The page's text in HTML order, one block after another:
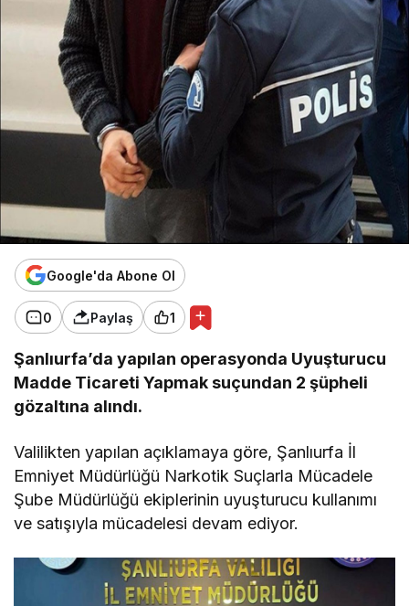
Google'da Abone Ol
0 Paylaş 1
Şanlıurfa’da yapılan operasyonda Uyuşturucu
Madde Ticareti Yapmak suçundan 2 şüpheli
gözaltına alındı.
Valilikten yapılan açıklamaya göre, Şanlıurfa İl
Emniyet Müdürlüğü Narkotik Suçlarla Mücadele
Şube Müdürlüğü ekiplerinin uyuşturucu kullanımı
ve satışıyla mücadelesi devam ediyor.